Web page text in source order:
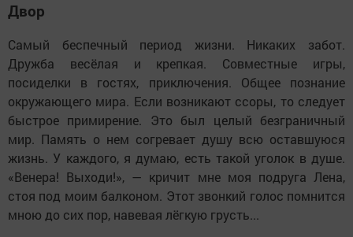
Двор
Самый беспечный период жизни. Никаких забот.
Дружба весёлая и крепкая. Совместные игры,
посиделки в гостях, приключения. Общее познание
окружающего мира. Если возникают ссоры, то следует
быстрое примирение. Это был целый безграничный
мир. Память о нем согревает душу всю оставшуюся
жизнь. У каждого, я думаю, есть такой уголок в душе.
«Венера! Выходи!», — кричит мне моя подруга Лена,
стоя под моим балконом. Этот звонкий голос помнится
мною до сих пор, навевая лёгкую грусть...